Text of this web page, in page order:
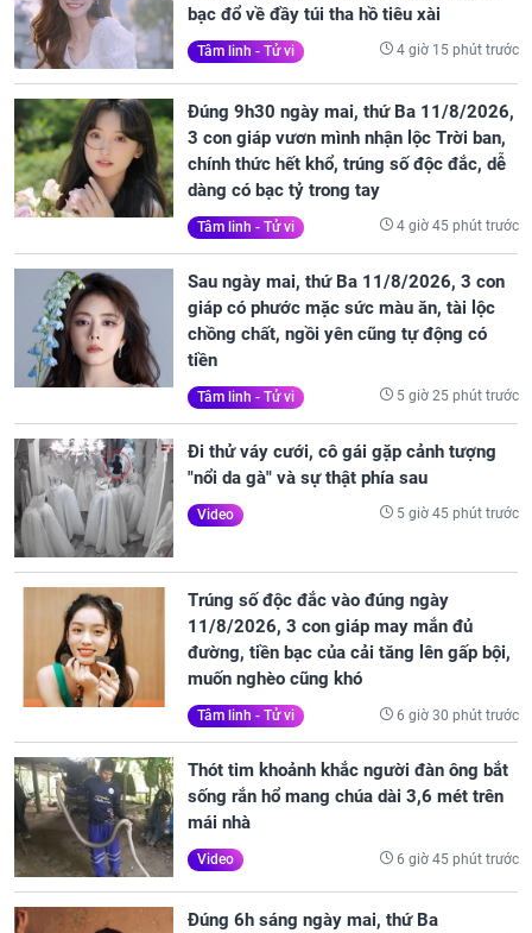
bạc đổ về đầy túi tha hồ tiêu xài
Tâm linh - Tử vi 4 giờ 15 phút trước
Đúng 9h30 ngày mai, thứ Ba 11/8/2026,
3 con giáp vươn mình nhận lộc Trời ban,
chính thức hết khổ, trúng số độc đắc, dễ
dàng có bạc tỷ trong tay
Tâm linh - Tử vi 4 giờ 45 phút trước
Sau ngày mai, thứ Ba 11/8/2026, 3 con
giáp có phước mặc sức màu ăn, tài lộc
chồng chất, ngồi yên cũng tự động có
tiền
Tâm linh - Tử vi 5 giờ 25 phút trước
Đi thử váy cưới, cô gái gặp cảnh tượng
"nổi da gà" và sự thật phía sau
Video 5 giờ 45 phút trước
Trúng số độc đắc vào đúng ngày
11/8/2026, 3 con giáp may mắn đủ
đường, tiền bạc của cải tăng lên gấp bội,
muốn nghèo cũng khó
Tâm linh - Tử vi 6 giờ 30 phút trước
Thót tim khoảnh khắc người đàn ông bắt
sống rắn hổ mang chúa dài 3,6 mét trên
mái nhà
Video 6 giờ 45 phút trước
Đúng 6h sáng ngày mai, thứ Ba